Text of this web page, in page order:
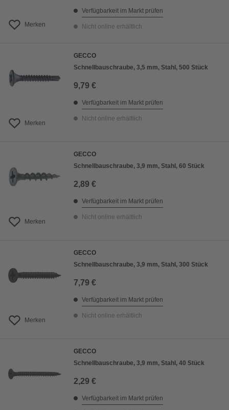
Merken
Verfügbarkeit im Markt prüfen
Nicht online erhältlich
Merken
GECCO
Schnellbauschraube, 3,5 mm, Stahl, 500 Stück
9,79 €
Verfügbarkeit im Markt prüfen
Nicht online erhältlich
Merken
GECCO
Schnellbauschraube, 3,9 mm, Stahl, 60 Stück
2,89 €
Verfügbarkeit im Markt prüfen
Nicht online erhältlich
Merken
GECCO
Schnellbauschraube, 3,9 mm, Stahl, 300 Stück
7,79 €
Verfügbarkeit im Markt prüfen
Nicht online erhältlich
GECCO
Schnellbauschraube, 3,9 mm, Stahl, 40 Stück
2,29 €
Verfügbarkeit im Markt prüfen